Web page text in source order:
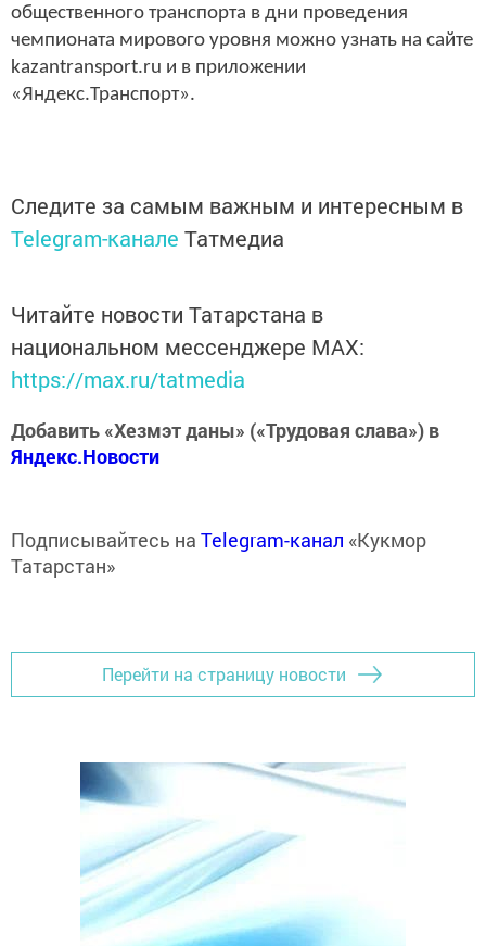
общественного транспорта в дни проведения
чемпионата мирового уровня можно узнать на сайте
kazantransport.ru и в приложении
«Яндекс.Транспорт».
Следите за самым важным и интересным в
Telegram-канале Татмедиа
Читайте новости Татарстана в
национальном мессенджере MАХ:
https://max.ru/tatmedia
Добавить «Хезмэт даны» («Трудовая слава») в
Яндекс.Новости
Подписывайтесь на Telegram-канал «Кукмор
Татарстан»
Перейти на страницу новости